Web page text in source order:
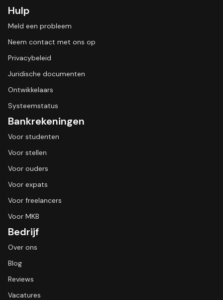
Hulp
Meld een probleem
Neem contact met ons op
Privacybeleid
Juridische documenten
Ontwikkelaars
Systeemstatus
Bankrekeningen
Voor studenten
Voor stellen
Voor ouders
Voor expats
Voor freelancers
Voor MKB
Bedrijf
Over ons
Blog
Reviews
Vacatures